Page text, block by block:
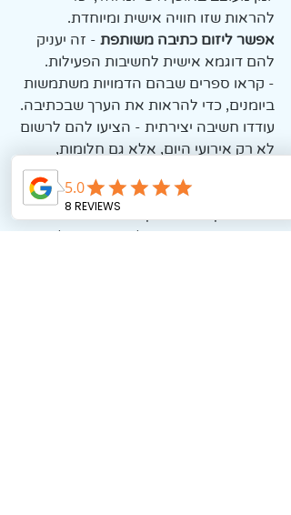
להראות שזו חוויה אישית ומיוחדת.
אפשר ליזום כתיבה משותפת - זה יעניק
להם דוגמא אישית לחשיבות הפעילות.
- קראו ספרים שבהם הדמויות משתמשות
ביומנים, כדי להראות את הערך שבכתיבה.
עודדו חשיבה יצירתית - הציעו להם לרשום
לא רק אירועי היום, אלא גם חלומות,
הביעו הערכה ותמיכה במאמציהם לכתוב,
אל תתמקדו באי-דיוקים או בשגיאות.
יצרו זמן איכות שבו כל אחד בוחר לשתף